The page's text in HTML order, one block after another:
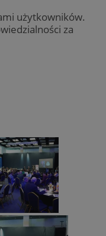
użytkowników.
za